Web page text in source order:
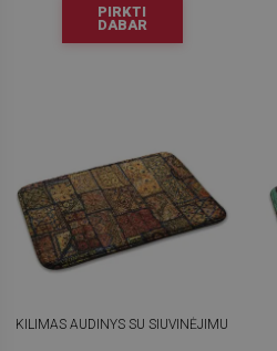
PIRKTI
DABAR
KILIMAS AUDINYS SU SIUVINĖJIMU